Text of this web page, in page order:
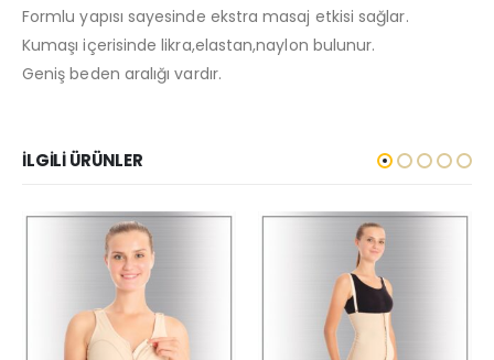
Formlu yapısı sayesinde ekstra masaj etkisi sağlar.
Kumaşı içerisinde likra,elastan,naylon bulunur.
Geniş beden aralığı vardır.
İLGILI ÜRÜNLER